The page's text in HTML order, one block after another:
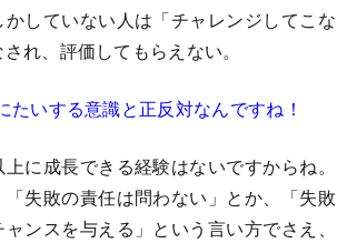
していない人は「チャレンジしてこな
れ、評価してもらえない。
いする意識と正反対なんですね！
上に成長できる経験はないですからね。
失敗の責任は問わない」とか、「失敗
ンスを与える」という言い方でさえ、